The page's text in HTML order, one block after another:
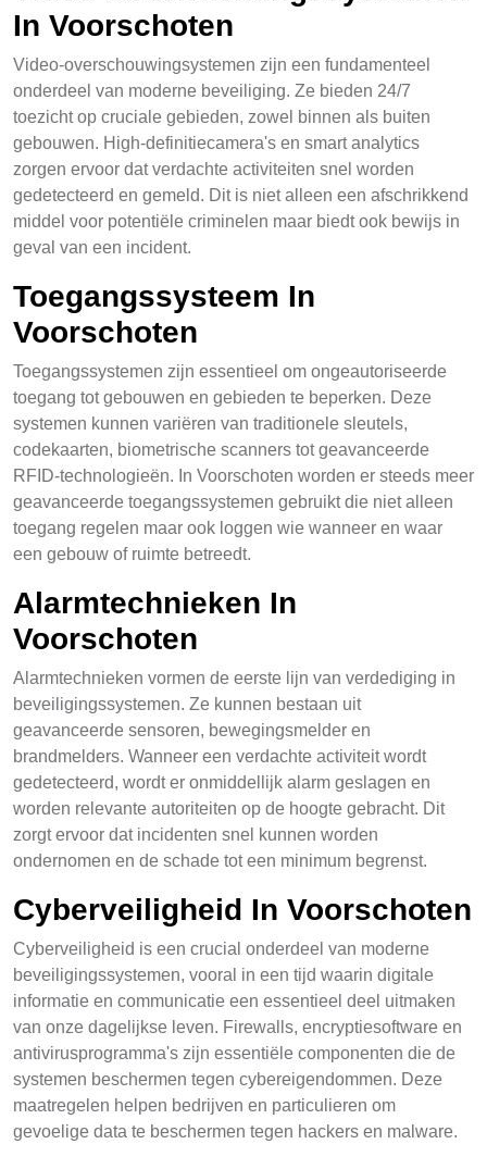
In Voorschoten
Video-overschouwingsystemen zijn een fundamenteel
onderdeel van moderne beveiliging. Ze bieden 24/7
toezicht op cruciale gebieden, zowel binnen als buiten
gebouwen. High-definitiecamera's en smart analytics
zorgen ervoor dat verdachte activiteiten snel worden
gedetecteerd en gemeld. Dit is niet alleen een afschrikkend
middel voor potentiële criminelen maar biedt ook bewijs in
geval van een incident.
Toegangssysteem In
Voorschoten
Toegangssystemen zijn essentieel om ongeautoriseerde
toegang tot gebouwen en gebieden te beperken. Deze
systemen kunnen variëren van traditionele sleutels,
codekaarten, biometrische scanners tot geavanceerde
RFID-technologieën. In Voorschoten worden er steeds meer
geavanceerde toegangssystemen gebruikt die niet alleen
toegang regelen maar ook loggen wie wanneer en waar
een gebouw of ruimte betreedt.
Alarmtechnieken In
Voorschoten
Alarmtechnieken vormen de eerste lijn van verdediging in
beveiligingssystemen. Ze kunnen bestaan uit
geavanceerde sensoren, bewegingsmelder en
brandmelders. Wanneer een verdachte activiteit wordt
gedetecteerd, wordt er onmiddellijk alarm geslagen en
worden relevante autoriteiten op de hoogte gebracht. Dit
zorgt ervoor dat incidenten snel kunnen worden
ondernomen en de schade tot een minimum begrenst.
Cyberveiligheid In Voorschoten
Cyberveiligheid is een crucial onderdeel van moderne
beveiligingssystemen, vooral in een tijd waarin digitale
informatie en communicatie een essentieel deel uitmaken
van onze dagelijkse leven. Firewalls, encryptiesoftware en
antivirusprogramma's zijn essentiële componenten die de
systemen beschermen tegen cybereigendommen. Deze
maatregelen helpen bedrijven en particulieren om
gevoelige data te beschermen tegen hackers en malware.